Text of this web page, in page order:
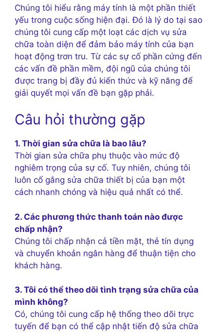
Chúng tôi hiểu rằng máy tính là một phần thiết
yếu trong cuộc sống hiện đại. Đó là lý do tại sao
chúng tôi cung cấp một loạt các dịch vụ sửa
chữa toàn diện để đảm bảo máy tính của bạn
hoạt động trơn tru. Từ các sự cố phần cứng đến
các vấn đề phần mềm, đội ngũ của chúng tôi
được trang bị đầy đủ kiến thức và kỹ năng để
giải quyết mọi vấn đề bạn gặp phải.
Câu hỏi thường gặp
1. Thời gian sửa chữa là bao lâu?
Thời gian sửa chữa phụ thuộc vào mức độ
nghiêm trọng của sự cố. Tuy nhiên, chúng tôi
luôn cố gắng sửa chữa thiết bị của bạn một
cách nhanh chóng và hiệu quả nhất có thể.
2. Các phương thức thanh toán nào được
chấp nhận?
Chúng tôi chấp nhận cả tiền mặt, thẻ tín dụng
và chuyển khoản ngân hàng để thuận tiện cho
khách hàng.
3. Tôi có thể theo dõi tình trạng sửa chữa của
mình không?
Có, chúng tôi cung cấp hệ thống theo dõi trực
tuyến để bạn có thể cập nhật tiến độ sửa chữa